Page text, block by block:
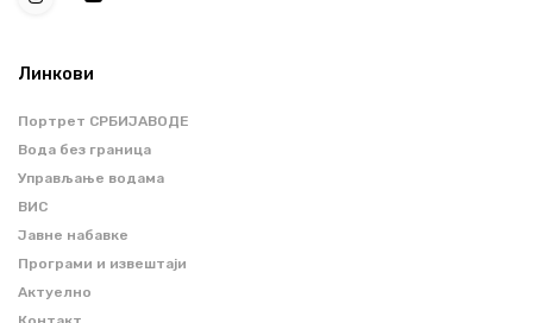
Линкови
Портрет СРБИЈАВОДЕ
Вода без граница
Управљање водама
ВИС
Јавне набавке
Програми и извештаји
Актуелно